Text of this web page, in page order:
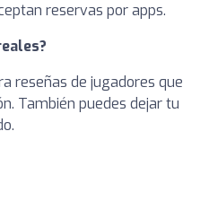
reservas por apps.
reseñas de jugadores que
También puedes dejar tu